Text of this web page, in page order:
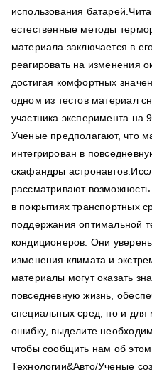
использования
естественные методы
материала заключается в
реагировать на изменения
достигая комфортных
одном из тестов материал
участника эксперимента на
Ученые предполагают, что
интегрирован в
скафандры
рассматривают
в покрытиях транспортных
поддержания оптимальной
кондиционеров. Они
изменения климата и
материалы могут оказать
повседневную жизнь,
специальных сред, но и для
ошибку, выделите
чтобы сообщить нам об
Технологии&Авто/Ученые